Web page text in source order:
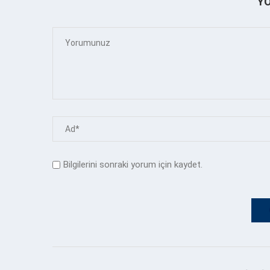
Bilgilerini sonraki yorum için kaydet.